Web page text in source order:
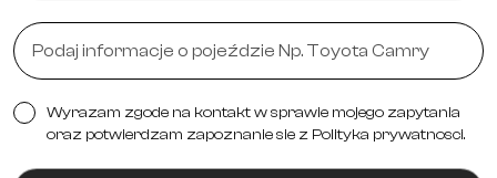
Wyrazam zgode na kontakt w sprawie mojego zapytania
oraz potwierdzam zapoznanie sie z Polityka prywatnosci.